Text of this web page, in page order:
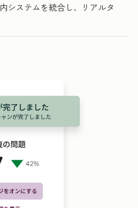
システムを統合し、リアルタ